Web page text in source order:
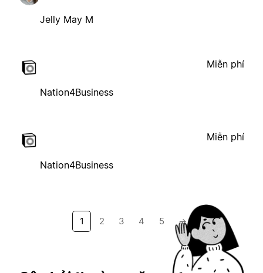
Jelly May M
Nation4Business
Miễn phí
Nation4Business
Miễn phí
1 2 3 4 5 →